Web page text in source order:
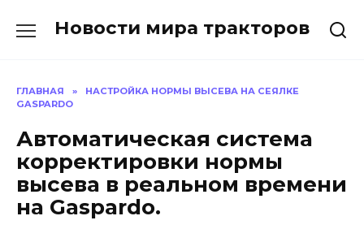
Новости мира тракторов
ГЛАВНАЯ »
НАСТРОЙКА НОРМЫ ВЫСЕВА НА СЕЯЛКЕ
GASPARDO
Автоматическая система
корректировки нормы
высева в реальном времени
на Gaspardo.